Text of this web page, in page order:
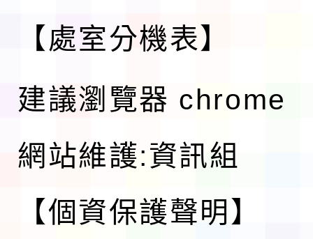
【處室分機表】
建議瀏覽器 chrome
網站維護:資訊組
【個資保護聲明】